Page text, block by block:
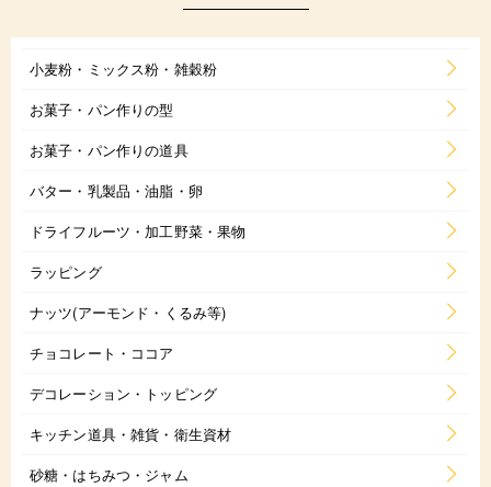
小麦粉・ミックス粉・雑穀粉
お菓子・パン作りの型
お菓子・パン作りの道具
バター・乳製品・油脂・卵
ドライフルーツ・加工野菜・果物
ラッピング
ナッツ(アーモンド・くるみ等)
チョコレート・ココア
デコレーション・トッピング
キッチン道具・雑貨・衛生資材
砂糖・はちみつ・ジャム